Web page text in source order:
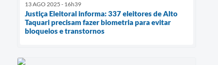
13 AGO 2025 - 16h39
Justiça Eleitoral informa: 337 eleitores de Alto
Taquari precisam fazer biometria para evitar
bloqueios e transtornos